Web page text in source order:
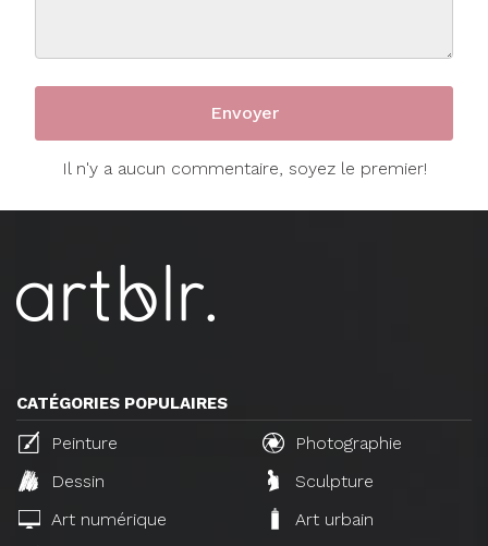
Il n'y a aucun commentaire, soyez le premier!
CATÉGORIES POPULAIRES
Peinture
Photographie
Dessin
Sculpture
Art numérique
Art urbain